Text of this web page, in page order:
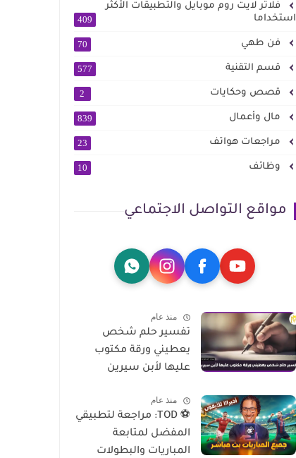
فلاتر لايت روم موبايل والتطبيقات الأكثر
استخداما
409
فن طهي 70
قسم التقنية 577
قصص وحكايات 2
مال وأعمال 839
مراجعات هواتف 23
وظائف 10
مواقع التواصل الاجتماعي
منذ عام
تفسير حلم شخص
يعطيني ورقة مكتوب
عليها لأبن سيرين
منذ عام
⚽ TOD: مراجعة لتطبيقي
المفضل لمتابعة
المباريات والبطولات